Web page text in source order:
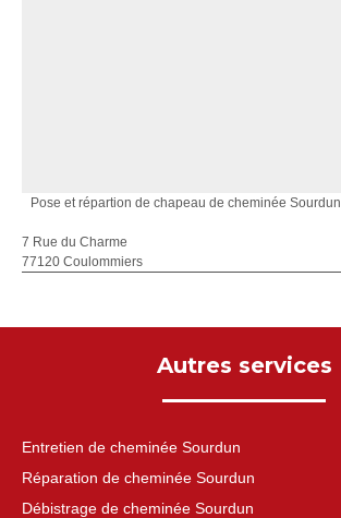
Pose et répartion de chapeau de cheminée Sourdun
7 Rue du Charme
77120 Coulommiers
Autres services
Entretien de cheminée Sourdun
Réparation de cheminée Sourdun
Débistrage de cheminée Sourdun